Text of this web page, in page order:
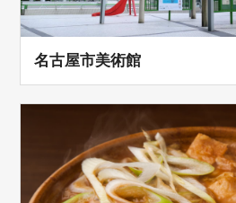
名古屋市美術館